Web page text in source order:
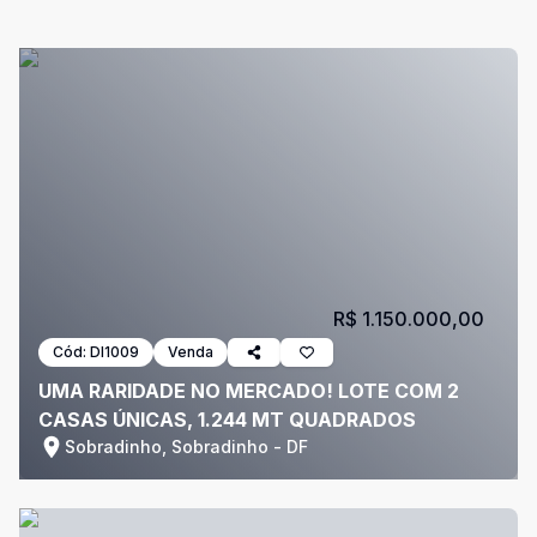
Cód: DI1009 Venda
UMA RARIDADE NO MERCADO! LOTE COM 2
CASAS ÚNICAS, 1.244 MT QUADRADOS
Sobradinho, Sobradinho - DF
R$ 1.150.000,00